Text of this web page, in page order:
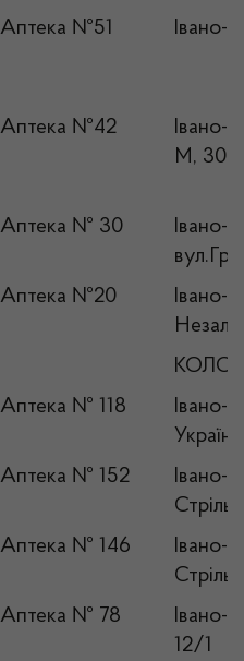
Аптека №51 Івано-
Аптека №42
Івано-
М, 30
Аптека № 30
Івано-
Аптека №20
Івано-
Аптека № 118
Івано-
Аптека № 152
Івано-
Аптека № 146
Івано-
Аптека № 78
Івано-
12/1